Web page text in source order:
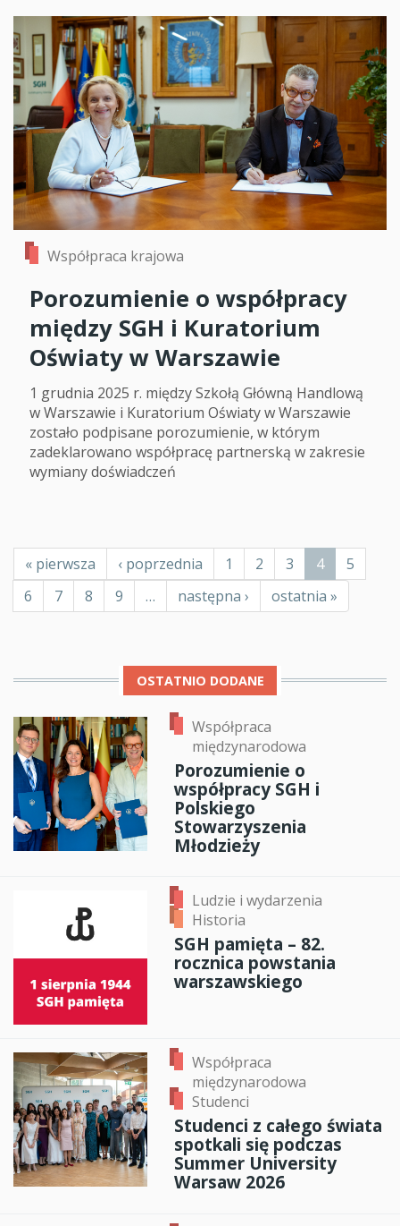
Współpraca krajowa
Porozumienie o współpracy
między SGH i Kuratorium
Oświaty w Warszawie
1 grudnia 2025 r. między Szkołą Główną Handlową
w Warszawie i Kuratorium Oświaty w Warszawie
zostało podpisane porozumienie, w którym
zadeklarowano współpracę partnerską w zakresie
wymiany doświadczeń
Stronicowanie
Pierwsza
strona
« pierwsza
Poprzednia
strona
‹ poprzednia Page
1 Page
2 Page
3
Bieżąca
strona
4 Page
5
Page
6 Page
7 Page
8 Page
9 …
Następna
strona
następna ›
Ostatnia
strona
ostatnia »
OSTATNIO DODANE
Współpraca
międzynarodowa
Porozumienie o
współpracy SGH i
Polskiego
Stowarzyszenia
Młodzieży
Ludzie i wydarzenia
Historia
SGH pamięta – 82.
rocznica powstania
warszawskiego
Współpraca
międzynarodowa
Studenci
Studenci z całego świata
spotkali się podczas
Summer University
Warsaw 2026